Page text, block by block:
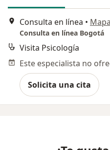
Consulta en línea • Mapa
Consulta en línea Bogotá
Visita Psicología
Solicita una cita